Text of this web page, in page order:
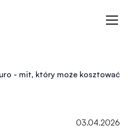
- mit, który może kosztować
03.04.2026